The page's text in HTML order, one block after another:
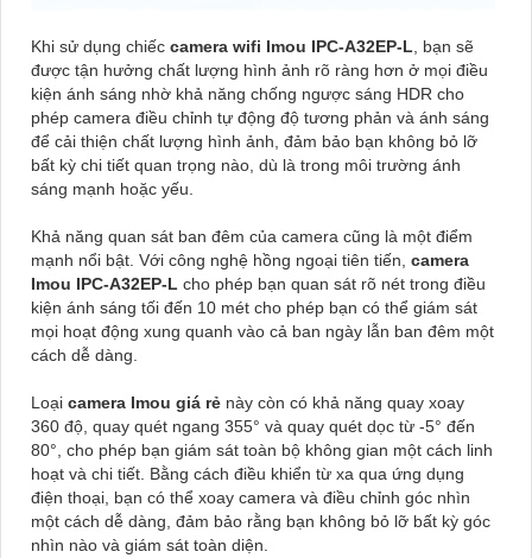
Khi sử dụng chiếc camera wifi Imou IPC-A32EP-L, bạn sẽ
được tận hưởng chất lượng hình ảnh rõ ràng hơn ở mọi điều
kiện ánh sáng nhờ khả năng chống ngược sáng HDR cho
phép camera điều chỉnh tự động độ tương phản và ánh sáng
để cải thiện chất lượng hình ảnh, đảm bảo bạn không bỏ lỡ
bất kỳ chi tiết quan trọng nào, dù là trong môi trường ánh
sáng mạnh hoặc yếu.
Khả năng quan sát ban đêm của camera cũng là một điểm
mạnh nổi bật. Với công nghệ hồng ngoại tiên tiến, camera
Imou IPC-A32EP-L cho phép bạn quan sát rõ nét trong điều
kiện ánh sáng tối đến 10 mét cho phép bạn có thể giám sát
mọi hoạt động xung quanh vào cả ban ngày lẫn ban đêm một
cách dễ dàng.
Loại camera Imou giá rẻ này còn có khả năng quay xoay
360 độ, quay quét ngang 355° và quay quét dọc từ -5° đến
80°, cho phép bạn giám sát toàn bộ không gian một cách linh
hoạt và chi tiết. Bằng cách điều khiển từ xa qua ứng dụng
điện thoại, bạn có thể xoay camera và điều chỉnh góc nhìn
một cách dễ dàng, đảm bảo rằng bạn không bỏ lỡ bất kỳ góc
nhìn nào và giám sát toàn diện.